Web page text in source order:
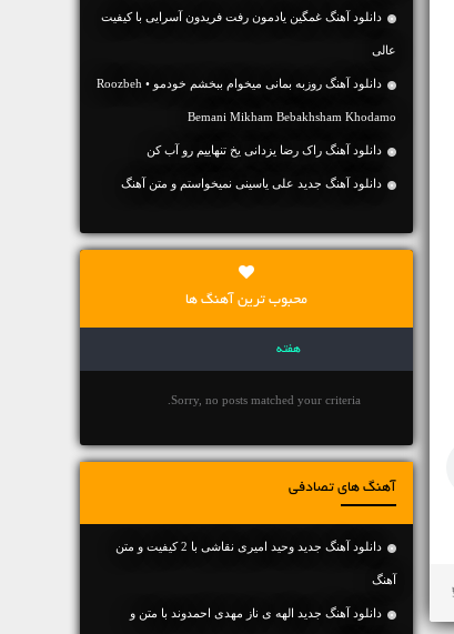
دانلود آهنگ غمگین یادمون رفت فریدون آسرایی با کیفیت
عالی
دانلود آهنگ روزبه بمانی میخوام ببخشم خودمو • Roozbeh
Bemani Mikham Bebakhsham Khodamo
دانلود آهنگ راک رضا یزدانی یخ تنهاییم رو آب کن
دانلود آهنگ جديد علی یاسینی نمیخواستم و متن آهنگ
محبوب ترین آهنگ ها
هفته
Sorry, no posts matched your criteria.
آهنگ های تصادفی
دانلود آهنگ جديد وحید امیری نقاشی با 2 کیفیت و متن
آهنگ
دانلود آهنگ جديد الهه ی ناز مهدی احمدوند با متن و